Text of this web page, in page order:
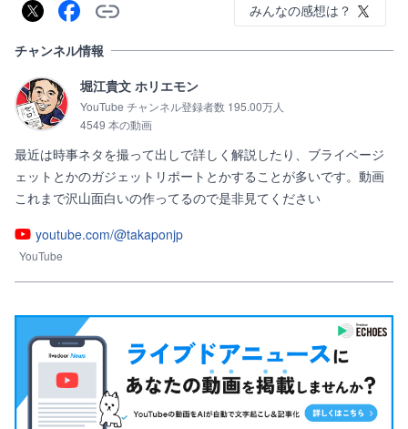
みんなの感想は？
チャンネル情報
堀江貴文 ホリエモン
YouTube チャンネル登録者数 195.00万人
4549 本の動画
最近は時事ネタを撮って出しで詳しく解説したり、ブライベージ
ェットとかのガジェットリポートとかすることが多いです。動画
これまで沢山面白いの作ってるので是非見てください
youtube.com/@takaponjp
YouTube